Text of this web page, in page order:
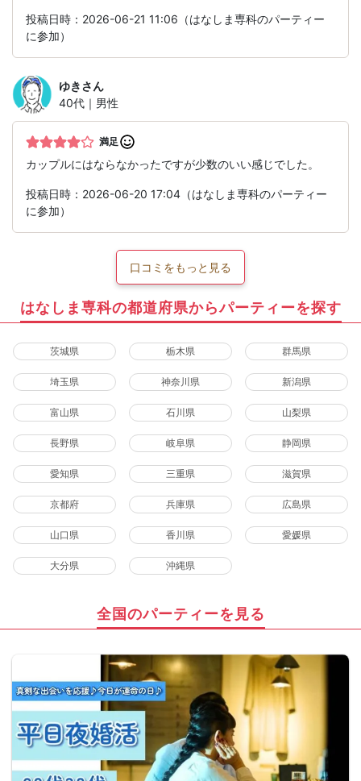
投稿日時：2026-06-21 11:06（はなしま専科のパーティー
に参加）
ゆきさん
40代｜男性
満足
カップルにはならなかったですが少数のいい感じでした。
投稿日時：2026-06-20 17:04（はなしま専科のパーティー
に参加）
口コミをもっと見る
はなしま専科の都道府県からパーティーを探す
茨城県 栃木県 群馬県
埼玉県 神奈川県 新潟県
富山県 石川県 山梨県
長野県 岐阜県 静岡県
愛知県 三重県 滋賀県
京都府 兵庫県 広島県
山口県 香川県 愛媛県
大分県 沖縄県
全国のパーティーを見る